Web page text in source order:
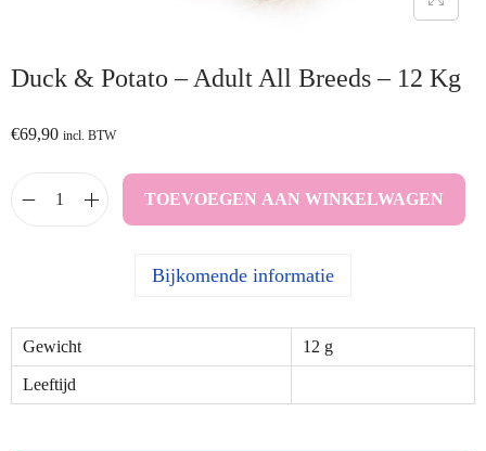
Duck & Potato – Adult All Breeds – 12 Kg
€69,90 incl. BTW
TOEVOEGEN AAN WINKELWAGEN
Bijkomende informatie
Gewicht 12 g
Leeftijd